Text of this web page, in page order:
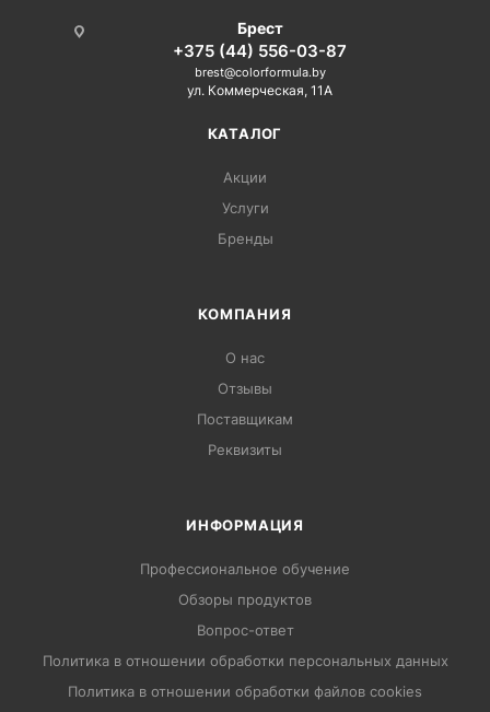
Брест
+375 (44) 556-03-87
brest@colorformula.by
ул. Коммерческая, 11А
КАТАЛОГ
Акции
Услуги
Бренды
КОМПАНИЯ
О нас
Отзывы
Поставщикам
Реквизиты
ИНФОРМАЦИЯ
Профессиональное обучение
Обзоры продуктов
Вопрос-ответ
Политика в отношении обработки персональных данных
Политика в отношении обработки файлов cookies